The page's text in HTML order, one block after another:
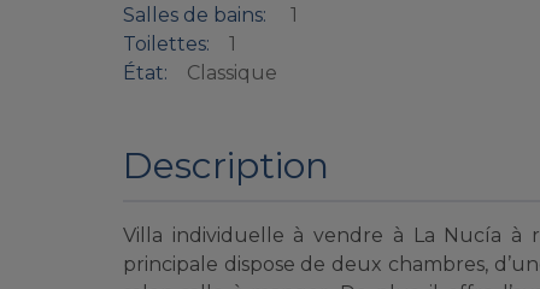
Salles de bains:
1
Toilettes:
1
État:
Classique
Description
Villa individuelle à vendre à La Nucía à
principale dispose de deux chambres,